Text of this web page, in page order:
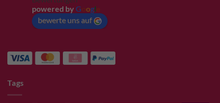
powered by G ogl
bewerte uns auf
Tags